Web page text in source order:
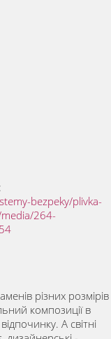
bezpeky/plivka-
264-
різних розмірів
композиції в
А світні